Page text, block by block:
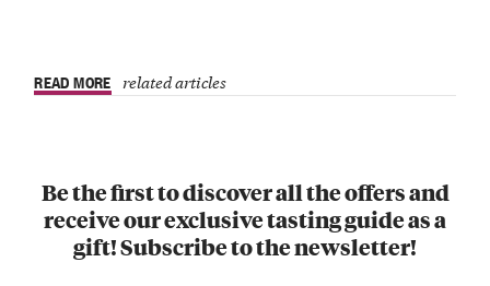
READ MORE related articles
Be the first to discover all the offers and
receive our exclusive tasting guide as a
gift! Subscribe to the newsletter!